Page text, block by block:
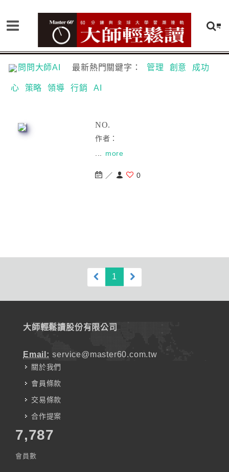
問問大師AI 最新熱門關鍵字： 管理 創意 成功
心 策略 領導 行銷 AI
NO.
作者：
more
／ 0
1 (current)
大師輕鬆讀股份有限公司
Email: service@master60.com.tw
關於我們
會員條款
交易條款
合作提案
7,787
會員數